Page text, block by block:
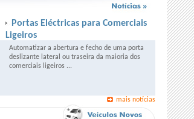
Portas Eléctricas para Comerciais
Ligeiros
Automatizar a abertura e fecho de uma porta
deslizante lateral ou traseira da maioria dos
comerciais ligeiros ...
mais notícias